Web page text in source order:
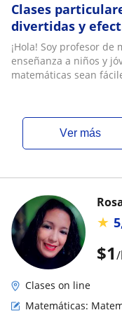
Clases
divertidas y
¡Hola! Soy profesor
enseñanza a niños y
matemáticas sean
ver más
$1
★
Clases on line
Matemáticas: